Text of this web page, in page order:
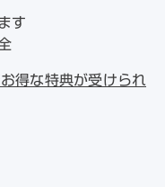
す
得な特典が受けられ